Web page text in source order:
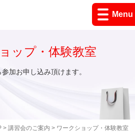
Menu
> 講習会のご案内 > ワークショップ・体験教室
ップ・体験教室
加お申し込み頂けます。